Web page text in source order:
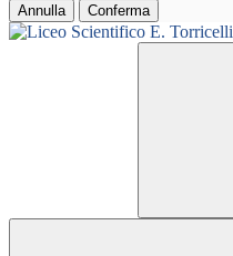
Annulla Conferma